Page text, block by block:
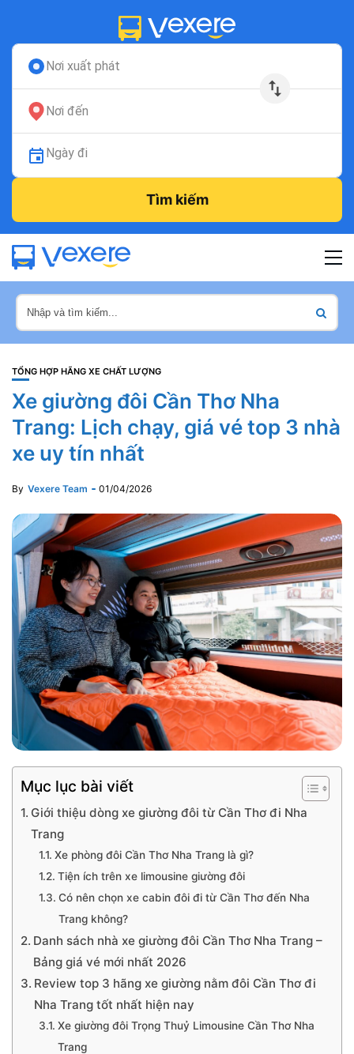
Nơi xuất phát
Nơi đến
Ngày đi
Tìm kiếm
TỔNG HỢP HÃNG XE CHẤT LƯỢNG
Xe giường đôi Cần Thơ Nha
Trang: Lịch chạy, giá vé top 3 nhà
xe uy tín nhất
By Vexere Team 01/04/2026
Mục lục bài viết
Giới thiệu dòng xe giường đôi từ Cần Thơ đi Nha
Trang
Xe phòng đôi Cần Thơ Nha Trang là gì?
Tiện ích trên xe limousine giường đôi
Có nên chọn xe cabin đôi đi từ Cần Thơ đến Nha
Trang không?
Danh sách nhà xe giường đôi Cần Thơ Nha Trang –
Bảng giá vé mới nhất 2026
Review top 3 hãng xe giường nằm đôi Cần Thơ đi
Nha Trang tốt nhất hiện nay
Xe giường đôi Trọng Thuỷ Limousine Cần Thơ Nha
Trang